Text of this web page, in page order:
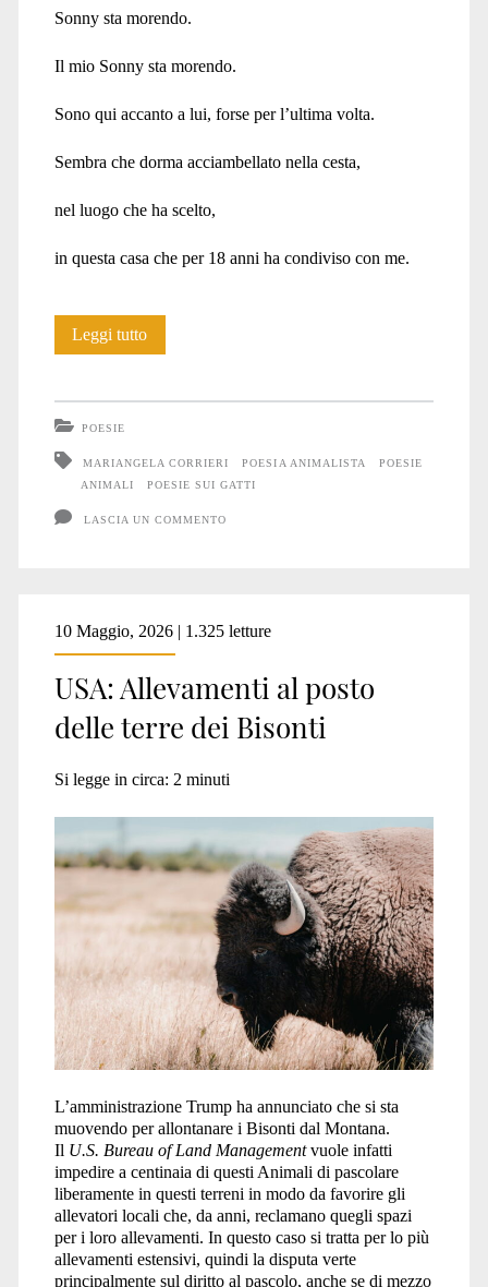
Sonny sta morendo.
Il mio Sonny sta morendo.
Sono qui accanto a lui, forse per l’ultima volta.
Sembra che dorma acciambellato nella cesta,
nel luogo che ha scelto,
in questa casa che per 18 anni ha condiviso con me.
Leggi tuttoPoesia:
POESIE
MARIANGELA CORRIERI POESIA ANIMALISTA
POESIE
ANIMALI
POESIE SUI GATTI
LASCIA UN COMMENTO
10 Maggio, 2026 | 1.325 letture
USA: Allevamenti al posto
delle terre dei Bisonti
Si legge in circa: 2 minuti
L’amministrazione Trump ha annunciato che si sta
muovendo per allontanare i Bisonti dal Montana.
Il U.S. Bureau of Land Managementvuole infatti
impedire a centinaia di questi Animali di pascolare
liberamente in questi terreni in modo da favorire gli
allevatori locali che, da anni, reclamano quegli spazi
per i loro allevamenti. In questo caso si tratta per lo più
allevamenti estensivi, quindi la disputa verte
principalmente sul diritto al pascolo, anche se di mezzo